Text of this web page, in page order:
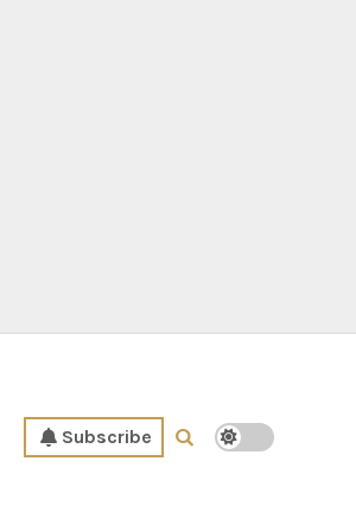
Subscribe